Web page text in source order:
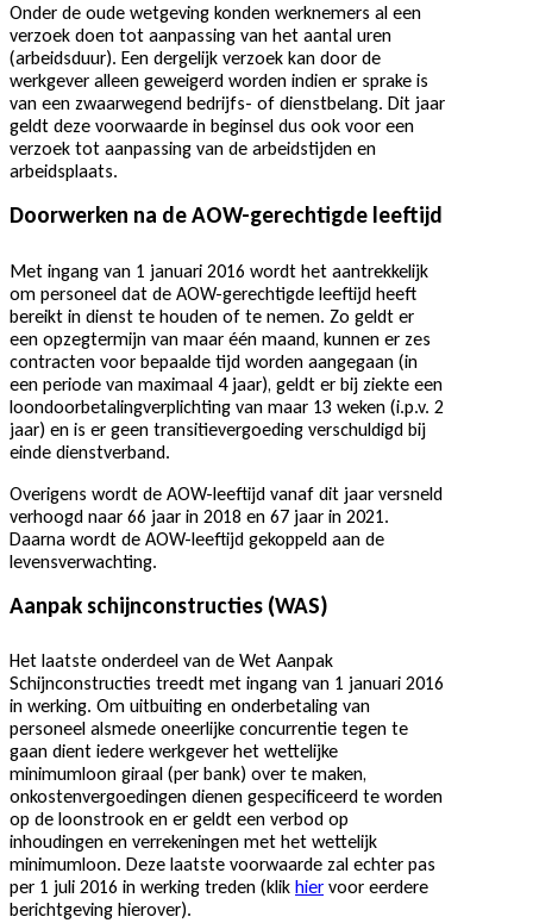
Onder de oude wetgeving konden werknemers al een
verzoek doen tot aanpassing van het aantal uren
(arbeidsduur). Een dergelijk verzoek kan door de
werkgever alleen geweigerd worden indien er sprake is
van een zwaarwegend bedrijfs- of dienstbelang. Dit jaar
geldt deze voorwaarde in beginsel dus ook voor een
verzoek tot aanpassing van de arbeidstijden en
arbeidsplaats.
Doorwerken na de AOW-gerechtigde leeftijd
Met ingang van 1 januari 2016 wordt het aantrekkelijk
om personeel dat de AOW-gerechtigde leeftijd heeft
bereikt in dienst te houden of te nemen. Zo geldt er
een opzegtermijn van maar één maand, kunnen er zes
contracten voor bepaalde tijd worden aangegaan (in
een periode van maximaal 4 jaar), geldt er bij ziekte een
loondoorbetalingverplichting van maar 13 weken (i.p.v. 2
jaar) en is er geen transitievergoeding verschuldigd bij
einde dienstverband.
Overigens wordt de AOW-leeftijd vanaf dit jaar versneld
verhoogd naar 66 jaar in 2018 en 67 jaar in 2021.
Daarna wordt de AOW-leeftijd gekoppeld aan de
levensverwachting.
Aanpak schijnconstructies (WAS)
Het laatste onderdeel van de Wet Aanpak
Schijnconstructies treedt met ingang van 1 januari 2016
in werking. Om uitbuiting en onderbetaling van
personeel alsmede oneerlijke concurrentie tegen te
gaan dient iedere werkgever het wettelijke
minimumloon giraal (per bank) over te maken,
onkostenvergoedingen dienen gespecificeerd te worden
op de loonstrook en er geldt een verbod op
inhoudingen en verrekeningen met het wettelijk
minimumloon. Deze laatste voorwaarde zal echter pas
per 1 juli 2016 in werking treden (klik hier voor eerdere
berichtgeving hierover).